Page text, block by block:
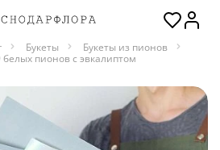
Букеты
Букеты из пионов
белых пионов с эвкалиптом